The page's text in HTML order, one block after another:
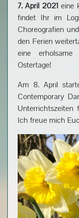
7. April 2021 eine
findet Ihr im
Choreografien
den Ferien
eine
Ostertage!
Am 8. April
Contemporary
Ich freue mich